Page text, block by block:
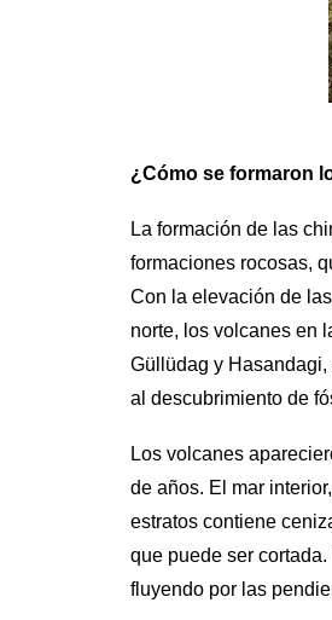
¿Cómo se formaron
La formación de las
formaciones rocosas,
Con la elevación de
norte, los volcanes en
Güllüdag y
al descubrimiento de
Los volcanes
de años. El mar
estratos contiene
que puede ser
fluyendo por las